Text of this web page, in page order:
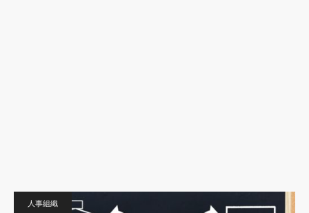
人事組織